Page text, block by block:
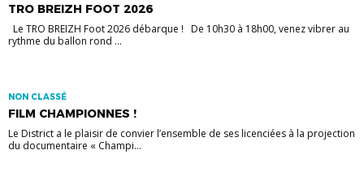
TRO BREIZH FOOT 2026
Le TRO BREIZH Foot 2026 débarque ! De 10h30 à 18h00, venez vibrer au
rythme du ballon rond ...
NON CLASSÉ
FILM CHAMPIONNES !
Le District a le plaisir de convier l’ensemble de ses licenciées à la projection
du documentaire « Champi...